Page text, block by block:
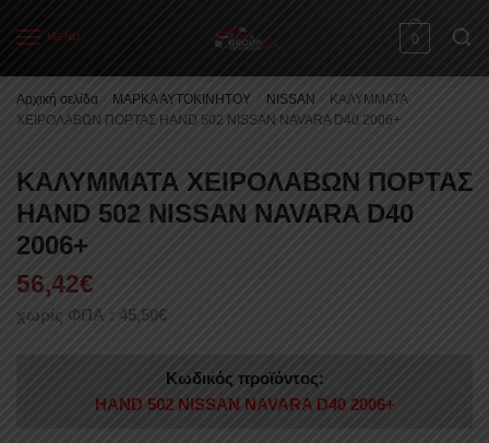
MENU 0
Αρχική σελίδα ΜΑΡΚΑ ΑΥΤΟΚΙΝΗΤΟΥ NISSAN
ΚΑΛΥΜΜΑΤΑ
ΧΕΙΡΟΛΑΒΩΝ ΠΟΡΤΑΣ HAND 502 NISSAN NAVARA D40 2006+
ΚΑΛΥΜΜΑΤΑ ΧΕΙΡΟΛΑΒΩΝ ΠΟΡΤΑΣ
HAND 502 NISSAN NAVARA D40
2006+
56,42€
χωρίς ΦΠΑ : 45,50€
Κωδικός προϊόντος:
HAND 502 NISSAN NAVARA D40 2006+